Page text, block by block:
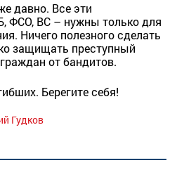
давно. Все эти
ФСО, ВС – нужны только для
Ничего полезного сделать
защищать преступный
от бандитов.
Берегите себя!
Гудков